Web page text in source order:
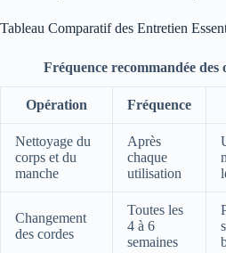
Tableau Comparatif des Entretien
Fréquence recommandée des
Opération Fréquence
Nettoyage du
corps et du
manche
Après
chaque
utilisation
Changement
des cordes
Toutes les
4 à 6
semaines